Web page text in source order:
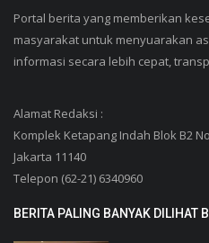
Portal berita yang memberikan
masyarakat untuk menyuarakan
informasi secara lebih cepat,
Alamat Redaksi :
Komplek Ketapang Indah Blok B2
Jakarta 11140
Telepon (62-21) 6340960
BERITA PALING BANYAK DILIHAT